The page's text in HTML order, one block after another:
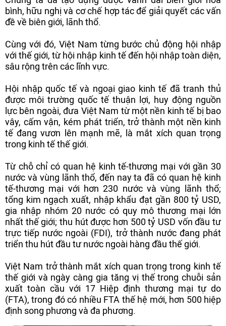
bình, hữu nghị và cơ chế hợp tác để giải quyết các vấn
đề về biên giới, lãnh thổ.
Cùng với đó, Việt Nam từng bước chủ động hội nhập
với thế giới, từ hội nhập kinh tế đến hội nhập toàn diện,
sâu rộng trên các lĩnh vực.
Hội nhập quốc tế và ngoại giao kinh tế đã tranh thủ
được môi trường quốc tế thuận lợi, huy động nguồn
lực bên ngoài, đưa Việt Nam từ một nền kinh tế bị bao
vây, cấm vận, kém phát triển, trở thành một nền kinh
tế đang vươn lên mạnh mẽ, là mắt xích quan trọng
trong kinh tế thế giới.
Từ chỗ chỉ có quan hệ kinh tế-thương mại với gần 30
nước và vùng lãnh thổ, đến nay ta đã có quan hệ kinh
tế-thương mại với hơn 230 nước và vùng lãnh thổ;
tổng kim ngạch xuất, nhập khẩu đạt gần 800 tỷ USD,
gia nhập nhóm 20 nước có quy mô thương mại lớn
nhất thế giới; thu hút được hơn 500 tỷ USD vốn đầu tư
trực tiếp nước ngoài (FDI), trở thành nước đang phát
triển thu hút đầu tư nước ngoài hàng đầu thế giới.
Việt Nam trở thành mắt xích quan trọng trong kinh tế
thế giới và ngày càng gia tăng vị thế trong chuỗi sản
xuất toàn cầu với 17 Hiệp định thương mại tự do
(FTA), trong đó có nhiều FTA thế hệ mới, hơn 500 hiệp
định song phương và đa phương.